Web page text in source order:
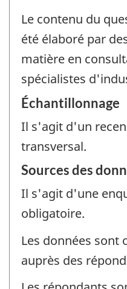
Le contenu du
été élaboré par
matière en
spécialistes
Échantillonnage
Il s'agit d'un
transversal.
Sources des
Il s'agit d'une
obligatoire.
Les données sont
auprès des